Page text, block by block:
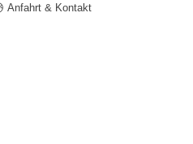
Anfahrt & Kontakt